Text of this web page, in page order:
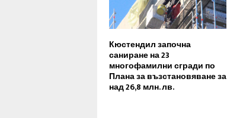
Кюстендил започна
саниране на 23
многофамилни сгради по
Плана за възстановяване за
над 26,8 млн. лв.